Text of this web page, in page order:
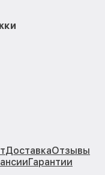
ДоставкаОтзывы
Гарантии